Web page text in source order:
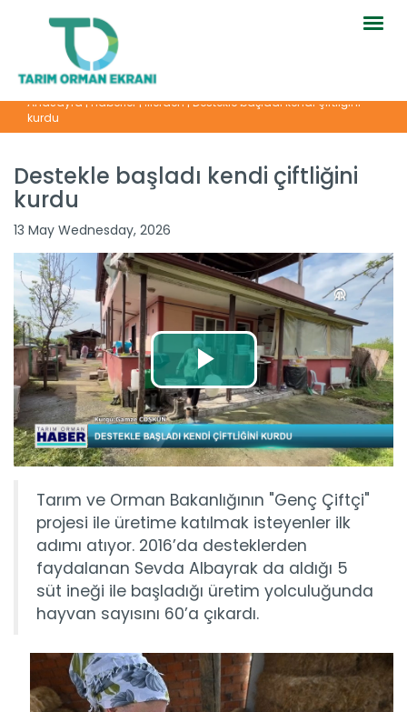
Anasayfa|Haberler|İllerden|Destekle başladı kendi çiftliğini
kurdu
Destekle başladı kendi çiftliğini
kurdu
13 May Wednesday, 2026
Tarım ve Orman Bakanlığının "Genç Çiftçi"
projesi ile üretime katılmak isteyenler ilk
adımı atıyor. 2016’da desteklerden
faydalanan Sevda Albayrak da aldığı 5
süt ineği ile başladığı üretim yolculuğunda
hayvan sayısını 60’a çıkardı.